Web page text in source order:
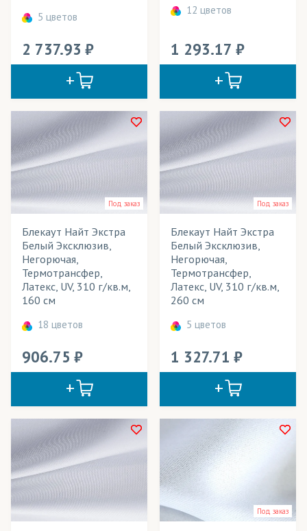
Обивка игровых столов
Одежда
Перетяжки
Плакаты
Платки
Платья
Подушки декоративные
Покрывала
Портьеры
Постельное белье
Пресс воллы (бренд воллы)/ Фрейм-системы
Пуфики
Рулонные шторы
Столовый текстиль (скатерти)
Театральные декорации
Текстильные обои
Тенты для летних кафе
5 цветов
2 737.93
12 цветов
1 293.17
Под заказ
Блекаут Найт Экстра
Белый Эксклюзив,
Негорючая,
Термотрансфер,
Латекс, UV, 310 г/кв.м,
160 см
18 цветов
906.75
Под заказ
Блекаут Найт Экстра
Белый Эксклюзив,
Негорючая,
Термотрансфер,
Латекс, UV, 310 г/кв.м,
260 см
5 цветов
1 327.71
Под заказ